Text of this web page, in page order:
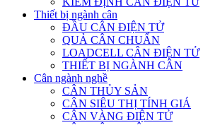
Thiết bị ngành cân
ĐẦU CÂN ĐIỆN TỬ
QUẢ CÂN CHUẨN
LOADCELL CÂN ĐIỆN TỬ
THIẾT BỊ NGÀNH CÂN
Cân ngành nghề
CÂN THỦY SẢN
CÂN SIÊU THỊ TÍNH GIÁ
CÂN VÀNG ĐIỆN TỬ